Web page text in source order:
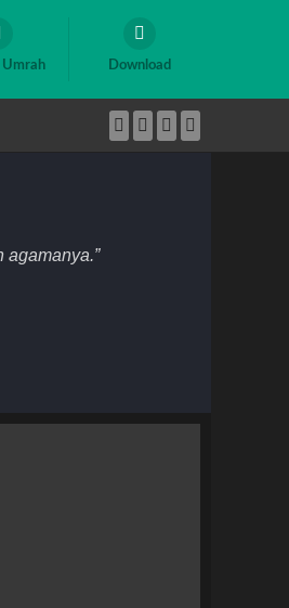
Umrah Download
agamanya.”